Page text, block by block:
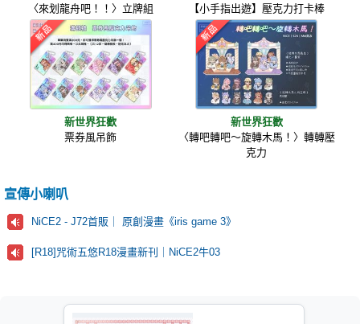
〈來划龍舟吧！！〉立牌組
【小手指出遊】壓克力打卡棒
新世界狂歡
票券風吊飾
新世界狂歡
〈轉吧轉吧～旋轉木馬！〉轉轉壓
克力
宣傳小喇叭
NiCE2 - J72首販｜ 原創漫畫《iris game 3》
[R18]咒術五悠R18漫畫新刊｜NiCE2牛03